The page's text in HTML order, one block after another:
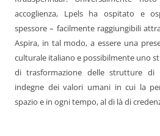
accoglienza, Lpels ha ospitato e
spessore – facilmente raggiungibili
Aspira, in tal modo, a essere una
culturale italiano e possibilmente uno
di trasformazione delle strutture di
indegne dei valori umani in cui la
spazio e in ogni tempo, al di là di